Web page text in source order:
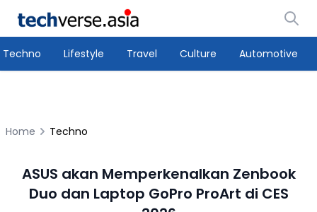
Techno Lifestyle Travel Culture Automotive
Home Techno
ASUS akan Memperkenalkan Zenbook
Duo dan Laptop GoPro ProArt di CES